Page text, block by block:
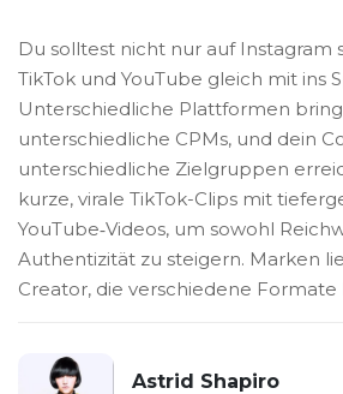
Du solltest nicht nur auf Instagram
TikTok und YouTube gleich mit ins
Unterschiedliche Plattformen
unterschiedliche CPMs, und dein
unterschiedliche Zielgruppen
kurze, virale TikTok-Clips mit
YouTube‑Videos, um sowohl
Authentizität zu steigern. Marken
Creator, die verschiedene Formate
Astrid Shapiro